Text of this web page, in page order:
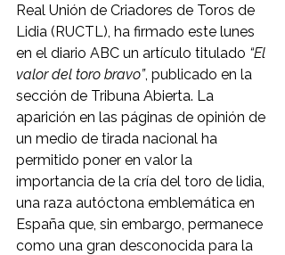
Real Unión de Criadores de Toros de
Lidia (RUCTL), ha firmado este lunes
en el diario ABC un artículo titulado “El
valor del toro bravo”, publicado en la
sección de Tribuna Abierta. La
aparición en las páginas de opinión de
un medio de tirada nacional ha
permitido poner en valor la
importancia de la cría del toro de lidia,
una raza autóctona emblemática en
España que, sin embargo, permanece
como una gran desconocida para la